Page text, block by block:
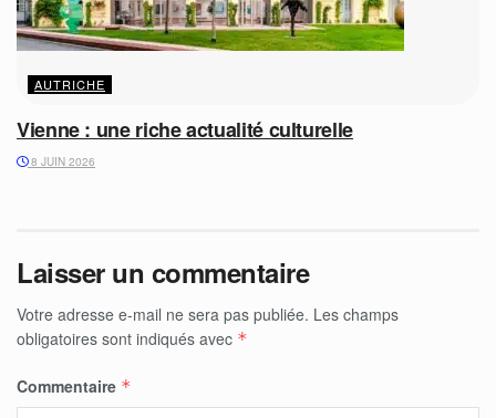
AUTRICHE
Vienne : une riche actualité culturelle
8 JUIN 2026
Laisser un commentaire
Votre adresse e-mail ne sera pas publiée. Les champs
obligatoires sont indiqués avec *
Commentaire *